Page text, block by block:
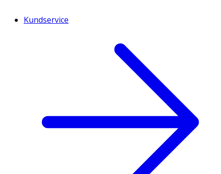
Kundservice